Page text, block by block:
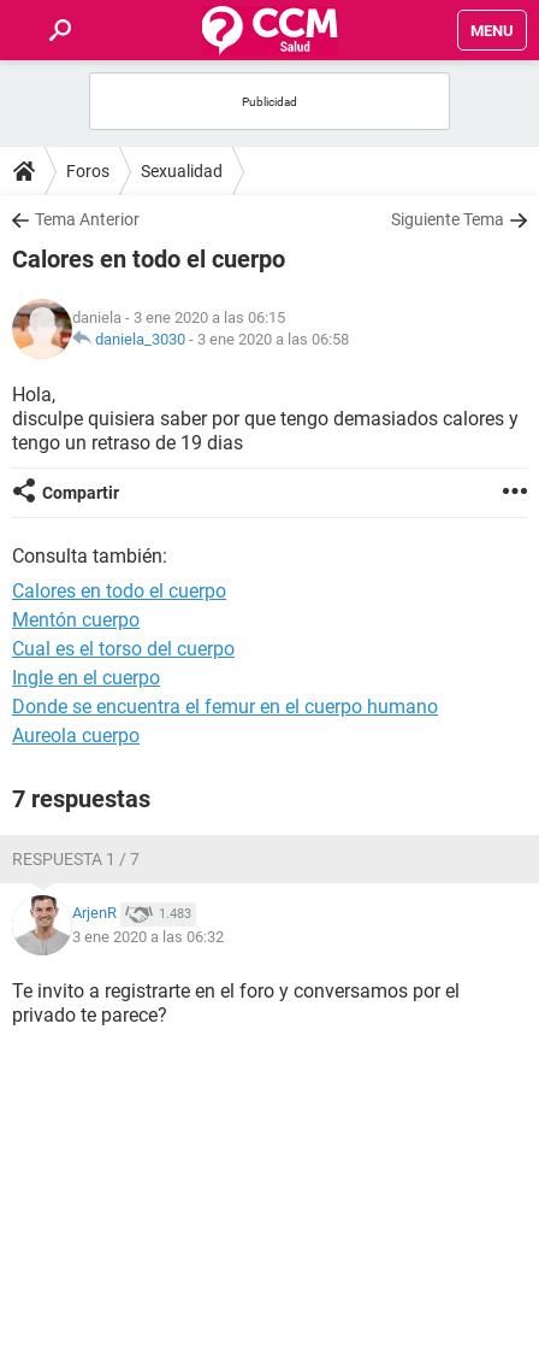
MENU
FOROS
SALUD
NUTRICIÓN
BIENESTAR
Foros Sexualidad
Tema Anterior Siguiente Tema
Calores en todo el cuerpo
daniela - 3 ene 2020 a las 06:15
daniela_3030 - 3 ene 2020 a las 06:58
Hola,
disculpe quisiera saber por que tengo demasiados calores y
tengo un retraso de 19 dias
Compartir
Consulta también:
Calores en todo el cuerpo
Mentón cuerpo
Cual es el torso del cuerpo
Ingle en el cuerpo
Donde se encuentra el femur en el cuerpo humano
Aureola cuerpo
7 respuestas
RESPUESTA 1 / 7
ArjenR 1.483
3 ene 2020 a las 06:32
Te invito a registrarte en el foro y conversamos por el
privado te parece?